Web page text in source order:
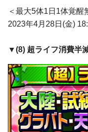
＜最大5体1日1体覚醒
2023年4月28日(金)
▼(8) 超ライフ消費半